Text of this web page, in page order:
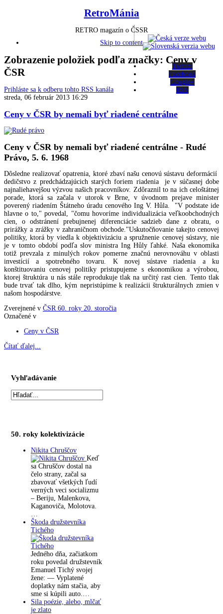
RetroMánia
RETRO magazín o ČSSR
Twitter
Facebook
Google+
RSS
Skip to content
Zobrazenie položiek podľa značky: Ceny v
ČSR
Prihláste sa k odberu tohto RSS kanála
streda, 06 február 2013 16:29
Ceny v ČSR by nemali byť riadené centrálne
Ceny v ČSR by nemali byť riadené centrálne - Rudé
Právo, 5. 6. 1968
Dôsledne realizovať opatrenia, ktoré zbaví našu cenovú sústavu deformácií
dedičstvo z predchádzajúcich starých foriem riadenia je v súčasnej dobe
najnaliehavejšou výzvou našich pracovníkov. Zdôraznil to na ich celoštátnej
porade, ktorá sa začala v utorok v Brne, v úvodnom prejave minister
poverený riadením Štátneho úradu cenového Ing V. Hůla. "V podstate ide
hlavne o to," povedal, "čomu hovoríme individualizácia veľkoobchodných
cien, o odstránení prebujnenej diferenciácie sadzieb dane z obratu, o
prirážky a zrážky v zahraničnom obchode."Uskutočňovanie takejto cenovej
politiky, ktorá by viedla k objektivizáciu a spružnenie cenovej sústavy, nie
je v tomto období podľa slov ministra Ing Hůly ľahké. Naša ekonomika
totiž prevzala z minulých rokov pomerne značnú nerovnováhu v oblasti
investícií a spotrebného tovaru. K novej sústave riadenia a ku
konštituovaniu cenovej politiky pristupujeme s ekonomikou a výrobou,
ktorej štruktúra u nás stále reprodukuje tlak na určitý rast cien. Tento tlak
bude trvať tak dlho, kým nepristúpime k realizácii štrukturálnych zmien v
našom hospodárstve.
Zverejnené v ČSR 60. roky 20. storočia
Označené v
Ceny v ČSR
Čítať ďalej...
Vyhľadávanie
50. roky kolektivizácie
Nikita Chruščov
Keď
sa Chruščov dostal na
čelo strany, začal sa
zbavovať všetkých ľudí
verných veci socializmu
– Beriju, Malenkova,
Kaganoviča, Molotova.
Škoda družstevníka
Tichého
Jedného dňa, začiatkom
roku povedal družstevník
Emanuel Tichý svojej
žene: — Vyplatené
doplatky nám stačia, aby
sme si kúpili auto.…
Sila poézie, alebo, mlčať
je zlato